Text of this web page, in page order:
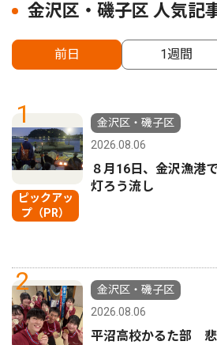
金沢区・磯子区 人気記
前日 1週間
1
ピックアッ
プ（PR）
金沢区・磯子区
2026.08.06
８月16日、金沢漁
灯ろう流し
2
金沢区・磯子区
2026.08.06
平沼高校かるた部